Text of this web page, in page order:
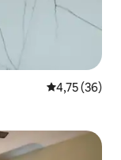
Gemiddelde
4,75 (36)